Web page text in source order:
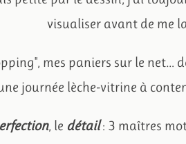
visualiser avant de me
mes paniers sur le net…
journée lèche-vitrine à
, le détail : 3 maîtres